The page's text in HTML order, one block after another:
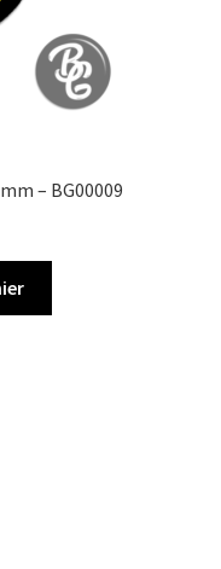
– BG00009